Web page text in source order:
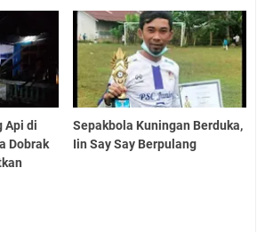
Api di
Dobrak
Sepakbola Kuningan Berduka,
Iin Say Say Berpulang